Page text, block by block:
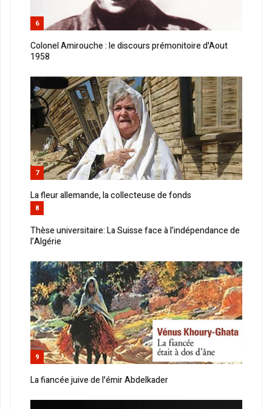
6
Colonel Amirouche : le discours prémonitoire d'Aout
1958
7
La fleur allemande, la collecteuse de fonds
8
Thèse universitaire: La Suisse face à l’indépendance de
l’Algérie
9
La fiancée juive de l'émir Abdelkader